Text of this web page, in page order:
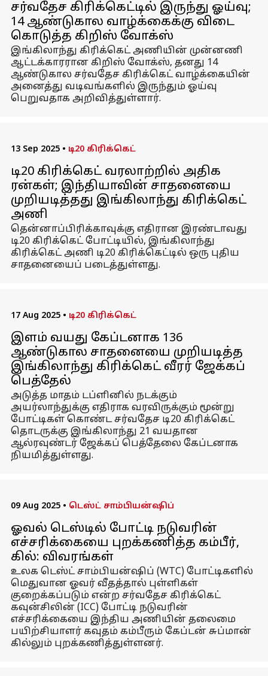
சர்வதேச கிரிக்கெட்டில் இருந்து ஓய்வு;
14 ஆண்டுகால வாழ்க்கைக்கு விடை
கொடுத்த கிறிஸ் வோக்ஸ்
இங்கிலாந்து கிரிக்கெட் அணியின் முன்னணி
ஆட்டக்காரரான கிறிஸ் வோக்ஸ், தனது 14
ஆண்டுகால சர்வதேச கிரிக்கெட் வாழ்க்கையின்
அனைத்து வடிவங்களில் இருந்தும் ஓய்வு
பெறுவதாக அறிவித்துள்ளார்.
13 Sep 2025 • டி20 கிரிக்கெட்
டி20 கிரிக்கெட் வரலாற்றில் அதிக
ரன்கள்; இந்தியாவின் சாதனையை
முறியடித்தது இங்கிலாந்து கிரிக்கெட்
அணி
தென்னாப்பிரிக்காவுக்கு எதிரான இரண்டாவது
டி20 கிரிக்கெட் போட்டியில், இங்கிலாந்து
கிரிக்கெட் அணி டி20 கிரிக்கெட்டில் ஒரு புதிய
சாதனையைப் படைத்துள்ளது.
17 Aug 2025 • டி20 கிரிக்கெட்
இளம் வயது கேப்டனாக 136
ஆண்டுகால சாதனையை முறியடித்த
இங்கிலாந்து கிரிக்கெட் வீரர் ஜேக்கப்
பெத்தேல்
அடுத்த மாதம் டப்ளினில் நடக்கும்
அயர்லாந்துக்கு எதிராக வரவிருக்கும் மூன்று
போட்டிகள் கொண்ட சர்வதேச டி20 கிரிக்கெட்
தொடருக்கு இங்கிலாந்து 21 வயதான
ஆல்ரவுண்டர் ஜேக்கப் பெத்தேலை கேப்டனாக
நியமித்துள்ளது.
09 Aug 2025 • டெஸ்ட் சாம்பியன்ஷிப்
ஓவல் டெஸ்டில் போட்டி நடுவரின்
எச்சரிக்கையை புறக்கணித்த கம்பீர்,
கில்: விவரங்கள்
உலக டெஸ்ட் சாம்பியன்ஷிப் (WTC) போட்டிகளில்
மெதுவான ஓவர் வீதத்தால் புள்ளிகள்
குறைக்கப்படும் என்ற சர்வதேச கிரிக்கெட்
கவுன்சிலின் (ICC) போட்டி நடுவரின்
எச்சரிக்கையை இந்திய அணியின் தலைமை
பயிற்சியாளர் கவுதம் கம்பீரும் கேப்டன் சுப்மான்
கில்லும் புறக்கணித்துள்ளனர்.